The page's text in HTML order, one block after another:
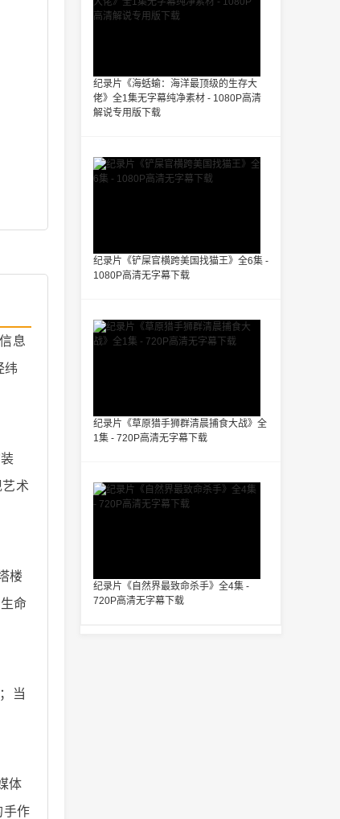
息
纬
术
楼
命
当
体
手作
纪录片《海蛞蝓：海洋最顶级的生存大
佬》全1集无字幕纯净素材 - 1080P高清
解说专用版下载
纪录片《铲屎官横跨美国找猫王》全6集 -
1080P高清无字幕下载
纪录片《草原猎手狮群清晨捕食大战》全
1集 - 720P高清无字幕下载
纪录片《自然界最致命杀手》全4集 -
720P高清无字幕下载